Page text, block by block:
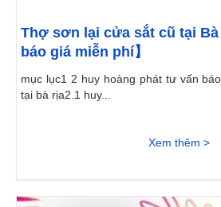
Thợ sơn lại cửa sắt cũ tại Bà
báo giá miễn phí】
mục lục1 2 huy hoàng phát tư vấn
tại bà rịa2.1 huy...
Xem thêm >